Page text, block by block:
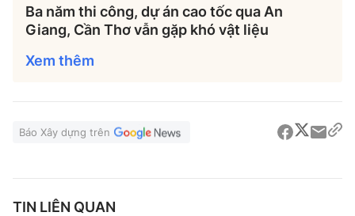
Ba năm thi công, dự án cao tốc qua An
Giang, Cần Thơ vẫn gặp khó vật liệu
Xem thêm
Báo Xây dựng trên
TIN LIÊN QUAN